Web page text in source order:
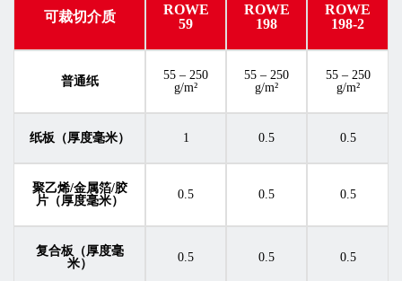
可裁切介质
ROWE
59
ROWE
198
ROWE
198-2
普通纸
55 – 250
g/m²
55 – 250
g/m²
55 – 250
g/m²
纸板（厚度毫米） 1 0.5 0.5
聚乙烯/金属箔/胶
片（厚度毫米）
0.5 0.5 0.5
复合板（厚度毫
米）
0.5 0.5 0.5